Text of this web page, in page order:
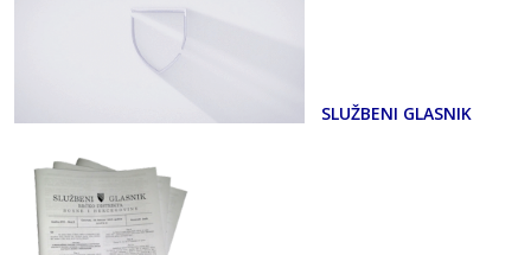
SLUŽBENI GLASNIK